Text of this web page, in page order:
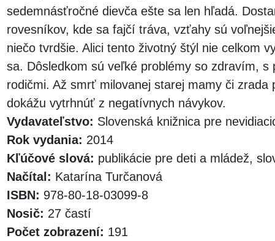
sedemnásťročné dievča ešte sa len hľadá.
rovesníkov, kde sa fajčí tráva, vzťahy sú
niečo tvrdšie. Alici tento životný štýl nie celkom
sa. Dôsledkom sú veľké problémy so zdravím, s
rodičmi. Až smrť milovanej starej mamy či zrada
dokážu vytrhnúť z negatívnych návykov.
Vydavateľstvo: Slovenská knižnica pre
Rok vydania: 2014
Kľúčové slová: publikácie pre deti a mládež,
Načítal: Katarína Turčanová
ISBN: 978-80-18-03099-8
Nosič: 27 častí
Počet zobrazení: 191